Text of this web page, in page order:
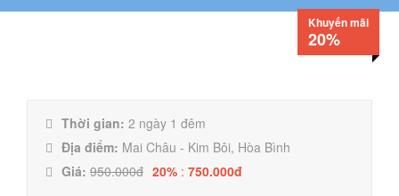
Khuyến mãi
20%
Thời gian: 2 ngày 1 đêm
Địa điểm: Mai Châu - Kim Bôi, Hòa Bình
Giá: 950.000đ 20% : 750.000đ